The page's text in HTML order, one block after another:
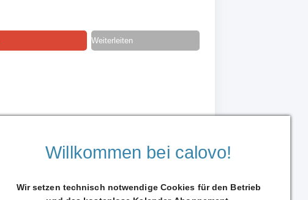
Weiterleiten
Willkommen bei calovo!
Wir setzen technisch notwendige Cookies für den Betrieb